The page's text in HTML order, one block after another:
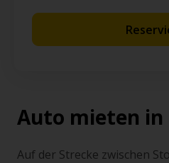
Auto mieten in
Auf der Strecke zwischen